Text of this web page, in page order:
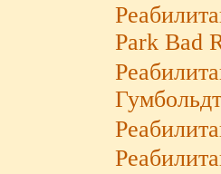
Park Bad